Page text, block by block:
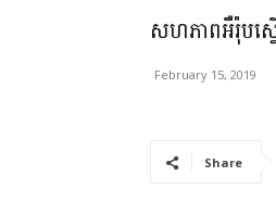
សហភាព​អឺរ៉ុប​ស្
February 15, 2019
Share